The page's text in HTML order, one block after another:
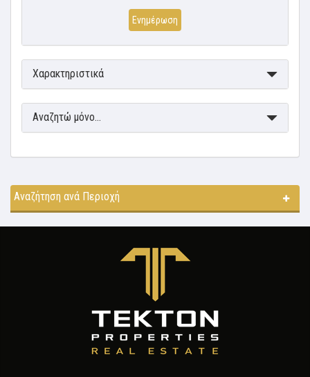
Ενημέρωση
Χαρακτηριστικά
Αναζητώ μόνο...
Αναζήτηση ανά Περιοχή